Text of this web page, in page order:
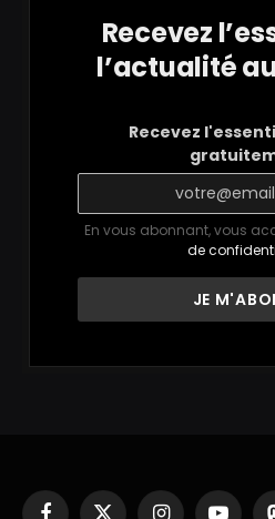
Recevez
l’actualité
Recevez
En vous abonnant, vous
de